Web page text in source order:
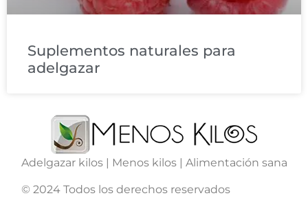
Suplementos naturales para
adelgazar
Adelgazar kilos | Menos kilos | Alimentación sana
© 2024 Todos los derechos reservados